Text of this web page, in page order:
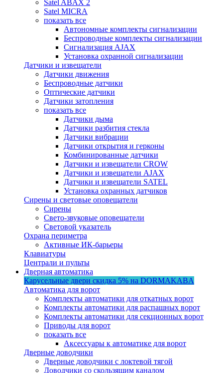
Satel ABAX 2
Satel MICRA
показать все
Автономные комплекты сигнализации
Беспроводные комплекты сигнализации
Сигнализация AJAX
Установка охранной сигнализации
Датчики и извещатели
Датчики движения
Беспроводные датчики
Оптические датчики
Датчики затопления
показать все
Датчики дыма
Датчики разбития стекла
Датчики вибрации
Датчики открытия и герконы
Комбинированные датчики
Датчики и извещатели CROW
Датчики и извещатели AJAX
Датчики и извещатели SATEL
Установка охранных датчиков
Сирены и световые оповещатели
Сирены
Свето-звуковые оповещатели
Световой указатель
Охрана периметра
Активные ИК-барьеры
Клавиатуры
Централи и пульты
Дверная автоматика
Карусельные двери скидка 5% на DORMAKABA
Автоматика для ворот
Комплекты автоматики для откатных ворот
Комплекты автоматики для распашных ворот
Комплекты автоматики для секционных ворот
Приводы для ворот
показать все
Аксессуары к автоматике для ворот
Дверные доводчики
Дверные доводчики с локтевой тягой
Доводчики со скользящим каналом